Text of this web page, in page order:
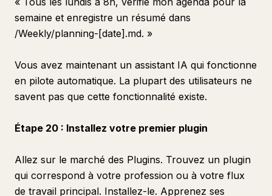
semaine et enregistre un résumé dans
/Weekly/planning-[date].md. »
Vous avez maintenant un assistant IA qui fonctionne
en pilote automatique. La plupart des utilisateurs ne
savent pas que cette fonctionnalité existe.
Étape 20 : Installez votre premier plugin
Allez sur le marché des Plugins. Trouvez un plugin
qui correspond à votre profession ou à votre flux
de travail principal. Installez-le. Apprenez ses